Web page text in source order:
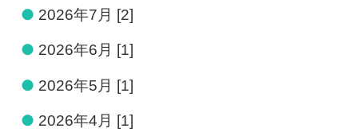
● 2026年7月 [2]
● 2026年6月 [1]
● 2026年5月 [1]
● 2026年4月 [1]